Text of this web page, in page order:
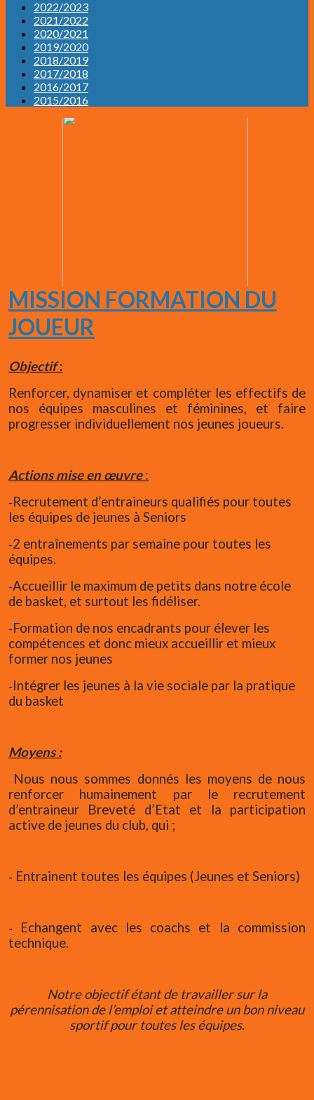
2022/2023
2021/2022
2020/2021
2019/2020
2018/2019
2017/2018
2016/2017
2015/2016
MISSION FORMATION DU
JOUEUR
Objectif:
Renforcer, dynamiser et compléter les effectifs de
nos équipes masculines et féminines, et faire
progresser individuellement nos jeunes joueurs.
Actions mise en œuvre:
-Recrutement d’entraineurs qualifiés pour toutes
les équipes de jeunes à Seniors
-2 entraînements par semaine pour toutes les
équipes.
-Accueillir le maximum de petits dans notre école
de basket, et surtout les fidéliser.
-Formation de nos encadrants pour élever les
compétences et donc mieux accueillir et mieux
former nos jeunes
-Intégrer les jeunes à la vie sociale par la pratique
du basket
Moyens :
Nous nous sommes donnés les moyens de nous
renforcer humainement par le recrutement
d’entraineur Breveté d’Etat et la participation
active de jeunes du club, qui ;
- Entrainent toutes les équipes (Jeunes et Seniors)
-
Echangent avec les coachs et la commission
technique.
Notre objectif étant de travailler sur la
pérennisation de l’emploi et atteindre un bon niveau
sportif pour toutes les équipes.